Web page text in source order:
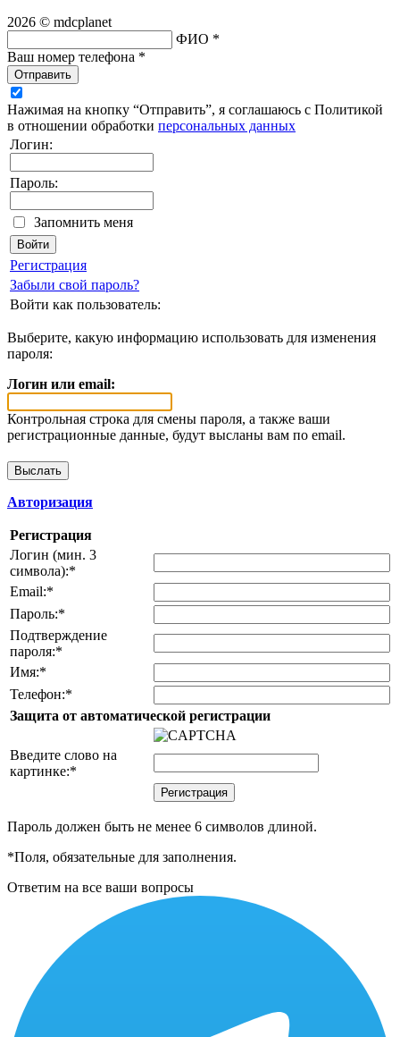
2026 © mdcplanet
ФИО *
Ваш номер телефона *
Отправить
Нажимая на кнопку “Отправить”, я соглашаюсь с Политикой
в отношении обработки персональных данных
Логин:
Пароль:
Запомнить меня
Регистрация
Забыли свой пароль?
Войти как пользователь:
Выберите, какую информацию использовать для изменения
пароля:
Логин или email:
Контрольная строка для смены пароля, а также ваши
регистрационные данные, будут высланы вам по email.
Авторизация
Регистрация
Логин (мин. 3
символа):*
Email:*
Пароль:*
Подтверждение
пароля:*
Имя:*
Телефон:*
Защита от автоматической регистрации
Введите слово на
картинке:*
Пароль должен быть не менее 6 символов длиной.
*Поля, обязательные для заполнения.
Ответим на все ваши вопросы